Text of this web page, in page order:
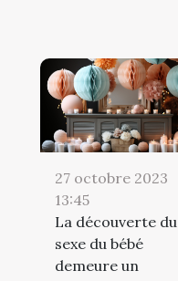
27 octobre 2023
13:45
La découverte du
sexe du bébé
demeure un